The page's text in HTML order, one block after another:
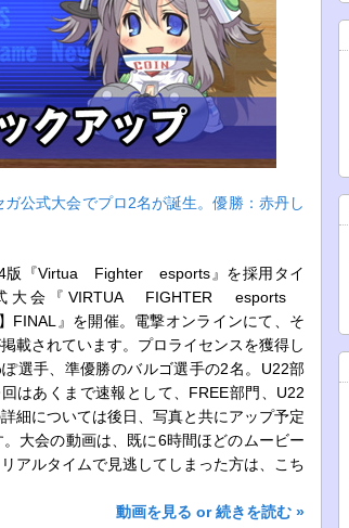
ガ公式大会でプロ2名が誕生。優勝：赤丹し
版『Virtua Fighter esports』を採用タイ
大会『VIRTUA FIGHTER esports
』を開催。電撃オンラインにて、そ
載されています。プロライセンスを獲得し
選手、準優勝のバルゴ選手の2名。U22部
はあくまで速報として、FREE部門、U22
細については後日、写真と共にアップ予定
大会の動画は、既に6時間ほどのムービー
アルタイムで見逃してしまった方は、こち
動画を見る or 続きを読む »